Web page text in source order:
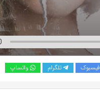
فیسبوک تلگرام واتساپ